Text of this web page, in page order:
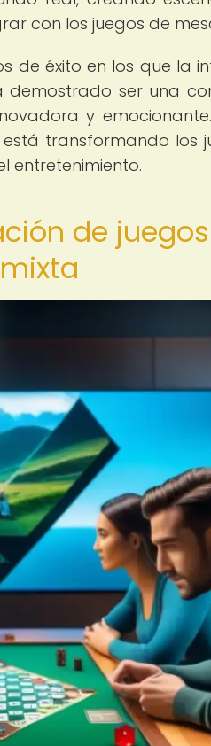
con los juegos de
de éxito en los que la
ser una
y
transformando los
entretenimiento.
de